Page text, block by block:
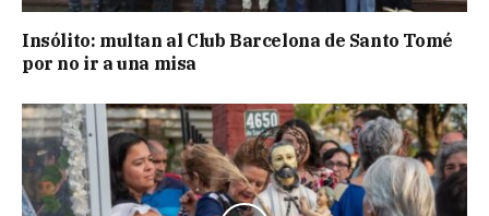
Insólito: multan al Club Barcelona de Santo Tomé
por no ir a una misa